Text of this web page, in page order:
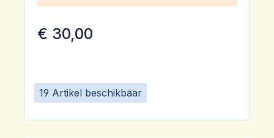
19 Artikel beschikbaar
€ 30,00